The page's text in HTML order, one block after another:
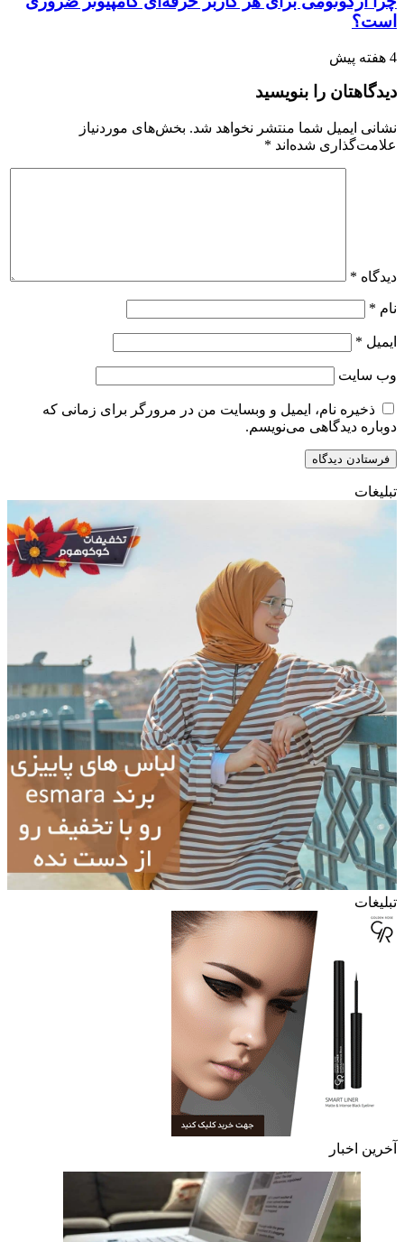
است؟
4 هفته پیش
دیدگاهتان را بنویسید
نشانی ایمیل شما منتشر نخواهد شد. بخش‌های موردنیاز
علامت‌گذاری شده‌اند *
دیدگاه *
نام *
ایمیل *
وب‌ سایت
ذخیره نام، ایمیل و وبسایت من در مرورگر برای زمانی که
دوباره دیدگاهی می‌نویسم.
تبلیغات
تبلیغات
آخرین اخبار